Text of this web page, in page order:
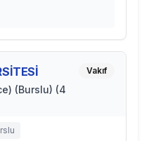
(Burslu) (4
Vakıf